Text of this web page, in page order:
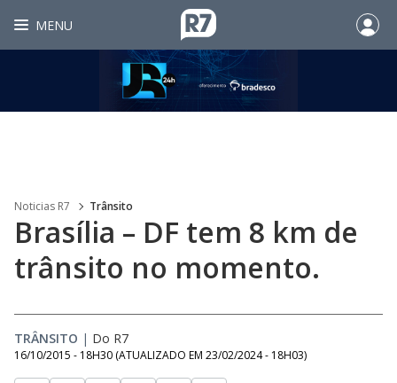
MENU
Noticias R7 Trânsito
Brasília – DF tem 8 km de
trânsito no momento.
TRÂNSITO | Do R7
16/10/2015 - 18H30 (ATUALIZADO EM 23/02/2024 - 18H03)